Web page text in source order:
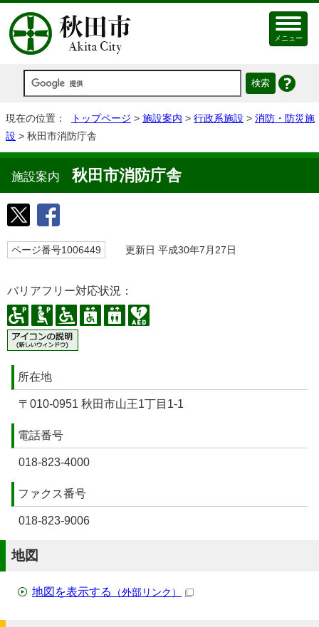
メニュー
現在の位置： トップページ > 施設案内 > 行政系施設 > 消防・防災施
設 > 秋田市消防庁舎
施設案内 秋田市消防庁舎
ページ番号1006449 更新日 平成30年7月27日
バリアフリー対応状況：
所在地
〒010-0951 秋田市山王1丁目1-1
電話番号
018-823-4000
ファクス番号
018-823-9006
地図
地図を表示する （外部リンク）